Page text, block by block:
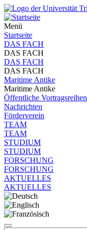
Menü
Startseite
DAS FACH
DAS FACH
DAS FACH
DAS FACH
Maritime Antike
Maritime Antike
Öffentliche Vortragsreihen
Nachrichten
Förderverein
TEAM
TEAM
STUDIUM
STUDIUM
FORSCHUNG
FORSCHUNG
AKTUELLES
AKTUELLES